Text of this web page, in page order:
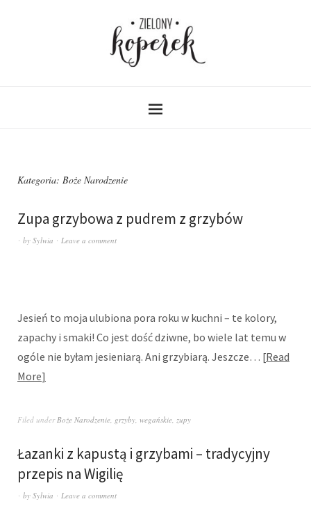
Kategoria: Boże Narodzenie
Zupa grzybowa z pudrem z grzybów
by Sylwia Leave a comment
Jesień to moja ulubiona pora roku w kuchni – te kolory,
zapachy i smaki! Co jest dość dziwne, bo wiele lat temu w
ogóle nie byłam jesieniarą. Ani grzybiarą. Jeszcze… Read
More
Filed under Boże Narodzenie grzyby wegańskie zupy
Łazanki z kapustą i grzybami – tradycyjny
przepis na Wigilię
by Sylwia Leave a comment